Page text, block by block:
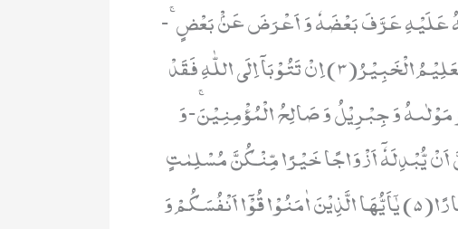
عَلَیْهِ عَرَّفَ بَعْضَهٗ وَ اَعْرَضَ عَنْۢ بَعْضٍۚ-
فَلَمَّا نَبَّاَهَا بِهٖ قَالَتْ مَنْ اَنْۢبَاَكَ هٰذَاؕ-قَالَ نَبَّاَنِیَ الْعَلِیْمُ الْخَبِیْرُ(3) اِنْ تَتُوْبَاۤ اِلَى اللّٰهِ فَقَدْ
وَ جِبْرِیْلُ وَ صَالِحُ الْمُؤْمِنِیْنَۚ-وَ
رَبُّهٗۤ اِنْ طَلَّقَكُنَّ اَنْ یُّبْدِلَهٗۤ اَزْوَاجًا خَیْرًا مِّنْكُنَّ مُسْلِمٰتٍ
مُّؤْمِنٰتٍ قٰنِتٰتٍ تٰٓىٕبٰتٍ عٰبِدٰتٍ سٰٓىٕحٰتٍ ثَیِّبٰتٍ وَّ اَبْكَارًا(5) یٰۤاَیُّهَا الَّذِیْنَ اٰمَنُوْا قُوْۤا اَنْفُسَكُمْ وَ